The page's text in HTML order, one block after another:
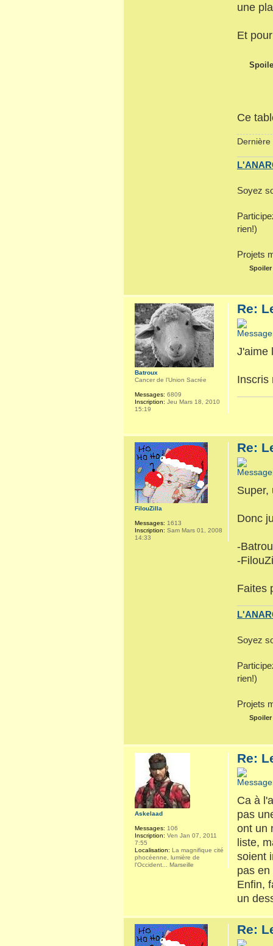
une
Et
Ce
Soyez
rien!)
Projets
Spoiler
Re:
J'aime
Inscris
Batroux
Cancer de l’Union Sacrée
Messages: 6809
Inscription: Jeu Mars 18, 2010
15:19
Re:
Super,
Donc
-
-
Faites
Soyez
rien!)
Projets
Spoiler
FilouZilla
Messages: 1613
Inscription: Sam Mars 01, 2008
14:33
Re:
Ca à
pas
ont un
liste,
soient
pas
Enfin,
un
Askelaad
Messages: 106
Inscription: Ven Jan 07, 2011
7:55
Localisation: La magnifique cité
phocéenne, lumière de
l'Occident... Marseille
Re: